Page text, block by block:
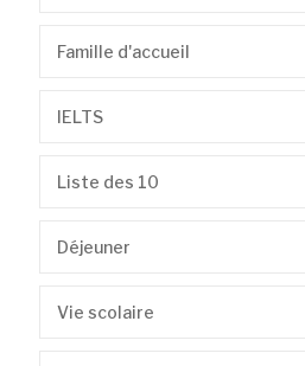
Famille d'accueil
IELTS
Liste des 10
Déjeuner
Vie scolaire